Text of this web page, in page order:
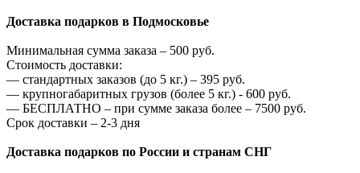
Доставка подарков в Подмосковье
Минимальная сумма заказа – 500 руб.
Стоимость доставки:
— стандартных заказов (до 5 кг.) – 395 руб.
— крупногабаритных грузов (более 5 кг.) - 600 руб.
— БЕСПЛАТНО – при сумме заказа более – 7500 руб.
Срок доставки – 2-3 дня
Доставка подарков по России и странам СНГ